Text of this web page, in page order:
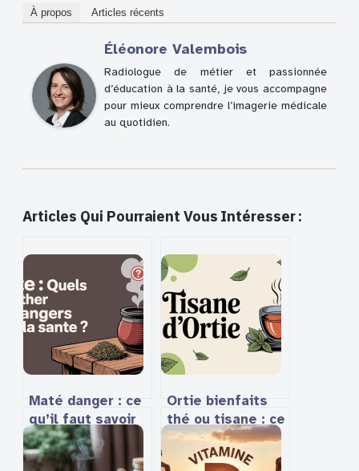
À propos Articles récents
Éléonore Valembois
Radiologue de métier et passionnée
d’éducation à la santé, je vous accompagne
pour mieux comprendre l’imagerie médicale
au quotidien.
Articles Qui Pourraient Vous Intéresser :
Maté danger : ce
qu’il faut savoir
avant d’en
consommer
Ortie bienfaits
thé ou tisane : ce
que vous devez
vraiment savoir